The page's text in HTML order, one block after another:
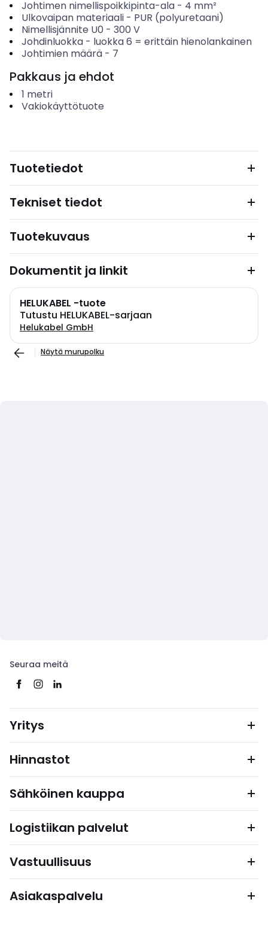
Johtimen nimellispoikkipinta-ala- 4 mm²
Ulkovaipan materiaali- PUR (polyuretaani)
Nimellisjännite U0 - 300 V
Johdinluokka- luokka 6 = erittäin hienolankainen
Johtimien määrä- 7
Pakkaus ja ehdot
1 metri
Vakiokäyttötuote
Tuotetiedot
Tekniset tiedot
Tuotekuvaus
Dokumentit ja linkit
HELUKABEL -tuote
Tutustu HELUKABEL-sarjaan
Helukabel GmbH
Näytä murupolku
Seuraa meitä
Yritys
Hinnastot
Sähköinen kauppa
Logistiikan palvelut
Vastuullisuus
Asiakaspalvelu